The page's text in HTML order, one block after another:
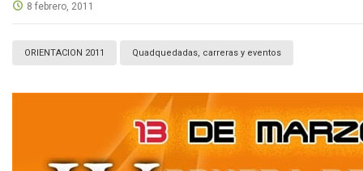
8 febrero, 2011
ORIENTACION 2011 Quadquedadas, carreras y eventos